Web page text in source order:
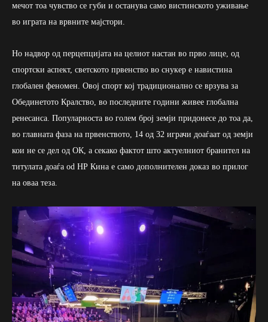
мечот тоа чувство се губи и останува само вистинското уживање
во играта на врвните мајстори.
Но надвор од перцепцијата на целиот настан во прво лице, од
спортски аспект, светското првенство во снукер е навистина
глобален феномен. Овој спорт кој традиционално се врзува за
Обединетото Кралство, во последните години живее глобална
ренесанса. Популарноста во голем број земји придонесе до тоа да,
во главната фаза на првенството, 14 од 32 играчи доаѓаат од земји
кои не се дел од ОК, а секако фактот што актуелниот бранител на
титулата доаѓа оd НР Кина е само дополнителен доказ во прилог
на оваа теза.